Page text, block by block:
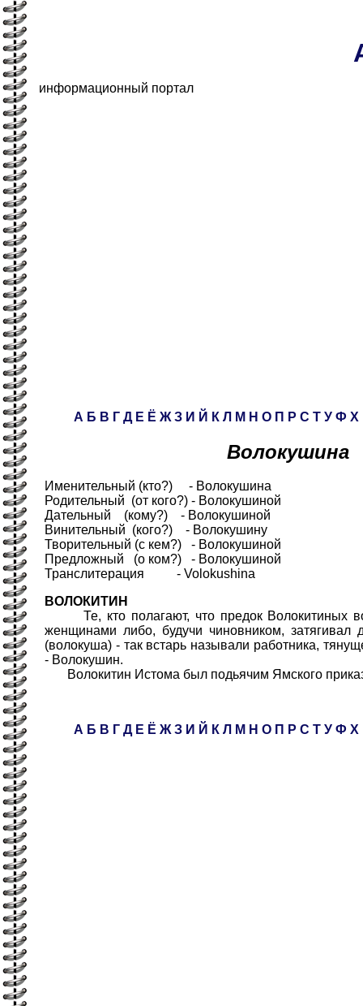
информационный портал
А Б В Г Д Е Ё Ж З И Й К Л М Н О П Р С Т У Ф Х
Волокушина
Именительный (кто?) - Волокушина
Родительный (от кого?) - Волокушиной
Дательный (кому?) - Волокушиной
Винительный (кого?) - Волокушину
Творительный (с кем?) - Волокушиной
Предложный (о ком?) - Волокушиной
Транслитерация - Volokushina
ВОЛОКИТИН
Те, кто полагают, что предок Волокитиных
женщинами либо, будучи чиновником, затягивал
(волокуша) - так встарь называли работника,
- Волокушин.
Волокитин Истома был подьячим Ямского
А Б В Г Д Е Ё Ж З И Й К Л М Н О П Р С Т У Ф Х